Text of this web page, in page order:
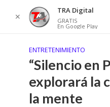
ENTRETENIMIENTO
“Silencio en
explorará la
la mente
✕
TRA Digital
GRATIS
En Google Play